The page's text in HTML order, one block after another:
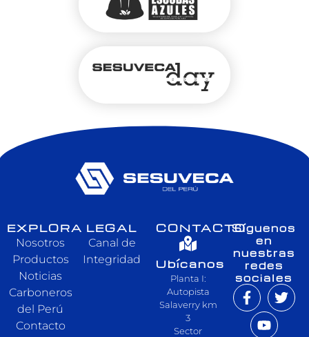
EXPLORA
Nosotros
Productos
Noticias
Carboneros
del Perú
Contacto
LEGAL
Canal de
Integridad
CONTACTO
Ubícanos
Planta I:
Autopista
Salaverry km
3
Sector
Síguenos
en
nuestras
redes
sociales